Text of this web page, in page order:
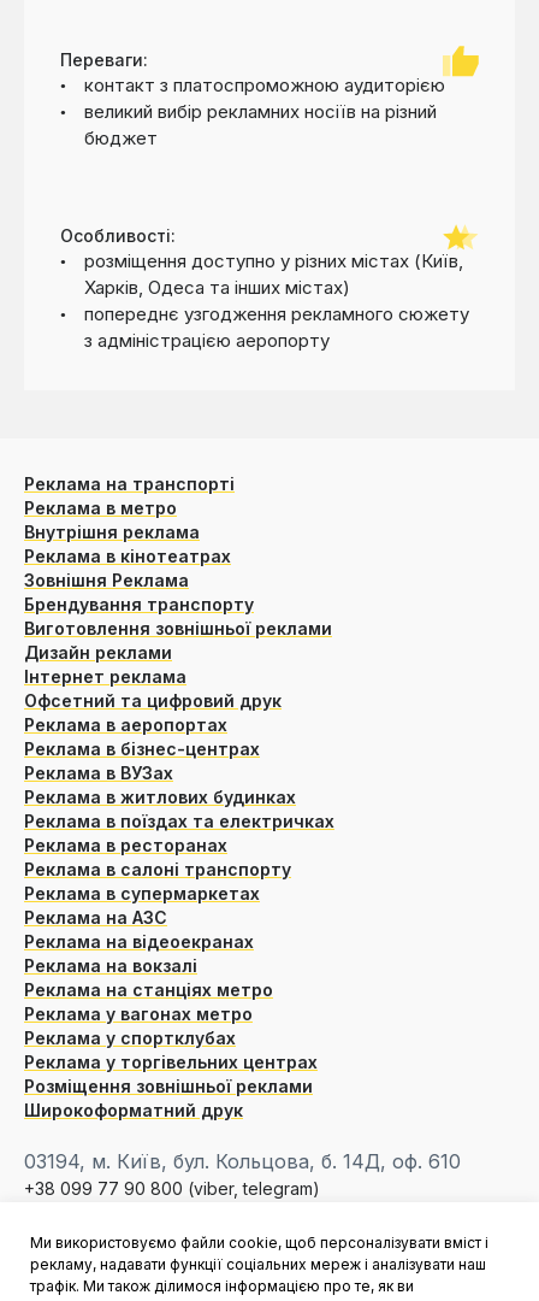
Переваги:
контакт з платоспроможною аудиторією
великий вибір рекламних носіїв на різний
бюджет
Особливості:
розміщення доступно у різних містах (Київ,
Харків, Одеса та інших містах)
попереднє узгодження рекламного сюжету
з адміністрацією аеропорту
Реклама на транспорті
Реклама в метро
Внутрішня реклама
Реклама в кінотеатрах
Зовнішня Реклама
Брендування транспорту
Виготовлення зовнішньої реклами
Дизайн реклами
Інтернет реклама
Офсетний та цифровий друк
Реклама в аеропортах
Реклама в бізнес-центрах
Реклама в ВУЗах
Реклама в житлових будинках
Реклама в поїздах та електричках
Реклама в ресторанах
Реклама в салоні транспорту
Реклама в супермаркетах
Реклама на АЗС
Реклама на відеоекранах
Реклама на вокзалі
Реклама на станціях метро
Реклама у вагонах метро
Реклама у спортклубах
Реклама у торгівельних центрах
Розміщення зовнішньої реклами
Широкоформатний друк
03194, м. Київ, бул. Кольцова, б. 14Д, оф. 610
+38 099 77 90 800 (viber, telegram)
Написати нам
Ми використовуємо файли cookie, щоб персоналізувати вміст і
рекламу, надавати функції соціальних мереж і аналізувати наш
трафік. Ми також ділимося інформацією про те, як ви